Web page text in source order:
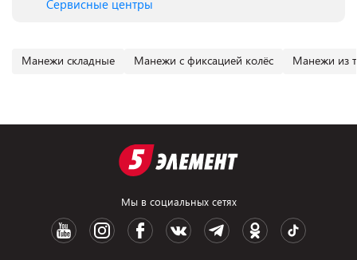
Сервисные центры
Манежи складные Манежи с фиксацией колёс Манежи из
Мы в социальных сетях